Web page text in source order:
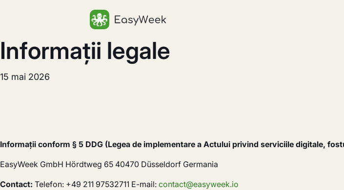
Informații legale
15 mai 2026
Informații conform § 5 DDG (Legea de implementare a Actului privind serviciile digitale,
EasyWeek GmbH Hördtweg 65 40470 Düsseldorf Germania
Contact: Telefon: +49 211 97532711 E-mail: contact@easyweek.io